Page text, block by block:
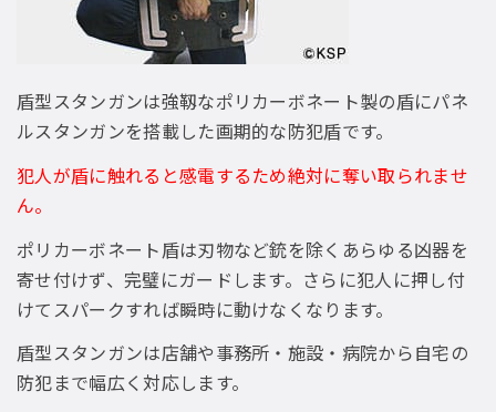
盾型スタンガンは強靱なポリカーボネート製の盾にパネ
ルスタンガンを搭載した画期的な防犯盾です。
犯人が盾に触れると感電するため絶対に奪い取られませ
ん。
ポリカーボネート盾は刃物など銃を除くあらゆる凶器を
寄せ付けず、完璧にガードします。さらに犯人に押し付
けてスパークすれば瞬時に動けなくなります。
盾型スタンガンは店舗や事務所・施設・病院から自宅の
防犯まで幅広く対応します。